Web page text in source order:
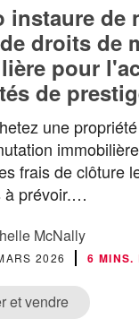
instaure de
droits de
pour
de
une
frais de clôture
à prévoir.…
McNally
2026 6 MINS.
et vendre